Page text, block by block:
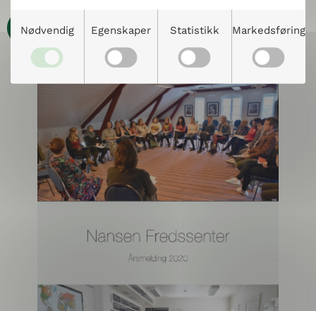
Nødvendig Egenskaper Statistikk Markedsføring
Les